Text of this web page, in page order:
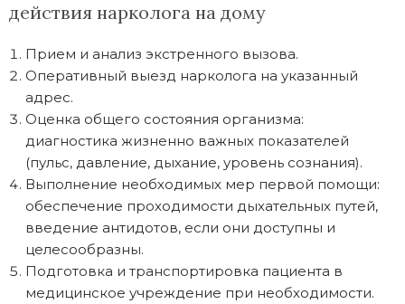
действия нарколога на дому
Прием и анализ экстренного вызова.
Оперативный выезд нарколога на указанный
адрес.
Оценка общего состояния организма:
диагностика жизненно важных показателей
(пульс, давление, дыхание, уровень сознания).
Выполнение необходимых мер первой помощи:
обеспечение проходимости дыхательных путей,
введение антидотов, если они доступны и
целесообразны.
Подготовка и транспортировка пациента в
медицинское учреждение при необходимости.